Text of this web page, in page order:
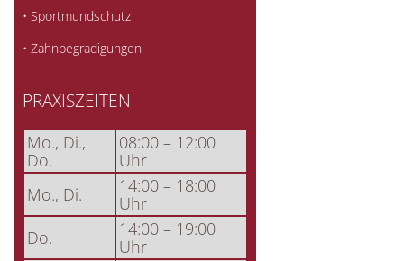
• Sportmundschutz
• Zahnbegradigungen
PRAXISZEITEN
Mo., Di.,
Do.
08:00 – 12:00
Uhr
Mo., Di.
14:00 – 18:00
Uhr
Do.
14:00 – 19:00
Uhr